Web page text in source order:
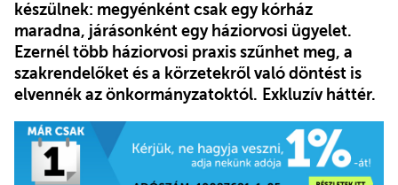
készülnek: megyénként csak egy kórház
maradna, járásonként egy háziorvosi ügyelet.
Ezernél több háziorvosi praxis szűnhet meg, a
szakrendelőket és a körzetekről való döntést is
elvennék az önkormányzatoktól. Exkluzív háttér.